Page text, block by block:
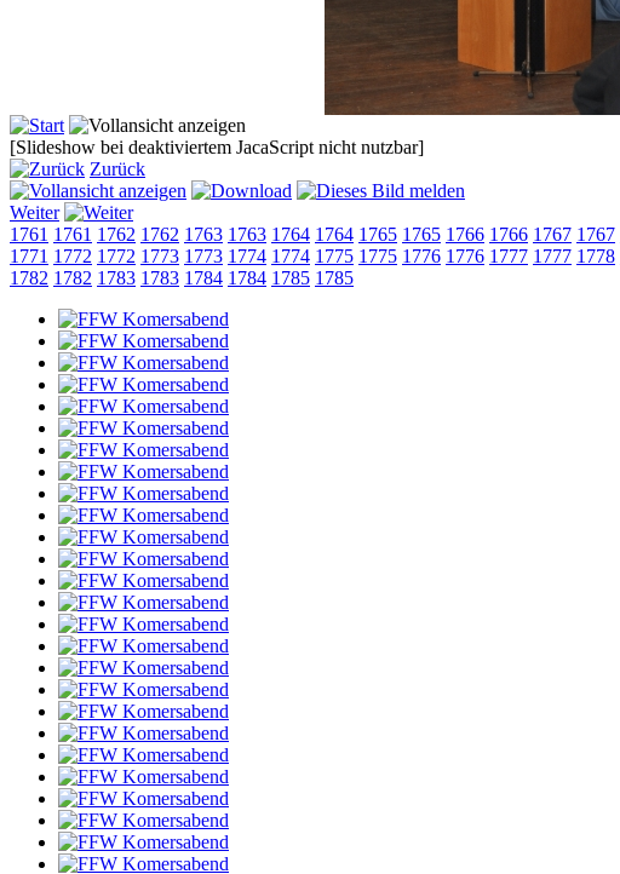
[Slideshow bei deaktiviertem JacaScript nicht nutzbar]
Zurück
Weiter
1761 1761 1762 1762 1763 1763 1764 1764 1765 1765 1766 1766 1767 1767
1771 1772 1772 1773 1773 1774 1774 1775 1775 1776 1776 1777 1777 1778
1782 1782 1783 1783 1784 1784 1785 1785